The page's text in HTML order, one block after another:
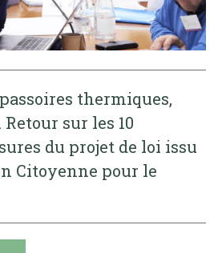
thermiques,
sur les 10
du projet de loi issu
Citoyenne pour le